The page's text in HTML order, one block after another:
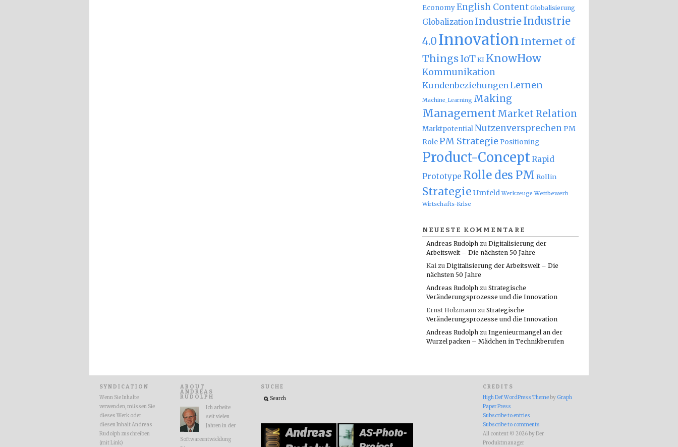
EconomyEnglish Content Globalisierung
Globalization IndustrieIndustrie
4.0Innovation Internet of
ThingsIoT KI KnowHow
Kommunikation
Kundenbeziehungen Lernen
Machine_Learning Making
Management Market Relation
MarktpotentialNutzenversprechen PM
RolePM Strategie Positioning
Product-ConceptRapid
Prototype Rolle des PM Rollin
Strategie Umfeld Werkzeuge Wettbewerb
Wirtschafts-Krise
NEUESTE KOMMENTARE
Andreas Rudolph zu Digitalisierung der
Arbeitswelt – Die nächsten 50 Jahre
Kai zu Digitalisierung der Arbeitswelt – Die
nächsten 50 Jahre
Andreas Rudolph zu Strategische
Veränderungsprozesse und die Innovation
Ernst Holzmann zu Strategische
Veränderungsprozesse und die Innovation
Andreas Rudolph zu Ingenieurmangel an der
Wurzel packen – Mädchen in Technikberufen
SYNDICATION
Wenn Sie Inhalte
verwenden, müssen Sie
dieses Werk oder
diesen Inhalt Andreas
Rudolph zuschreiben
(mit Link)
ABOUT
ANDREAS
RUDOLPH
Ich arbeite
seit vielen
Jahren in der
Softwareentwicklung
SUCHE CREDITS
High Def WordPress Theme by Graph
Paper Press
Subscribe to entries
Subscribe to comments
All content © 2026 by Der
Produktmanager